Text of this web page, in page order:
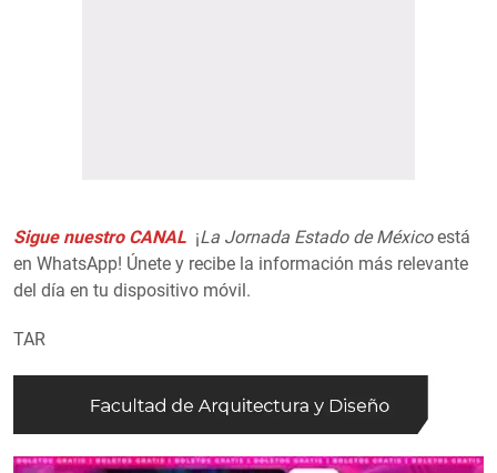
Sigue nuestro CANAL ¡La Jornada Estado de Méxicoestá
en WhatsApp! Únete y recibe la información más relevante
del día en tu dispositivo móvil.
TAR